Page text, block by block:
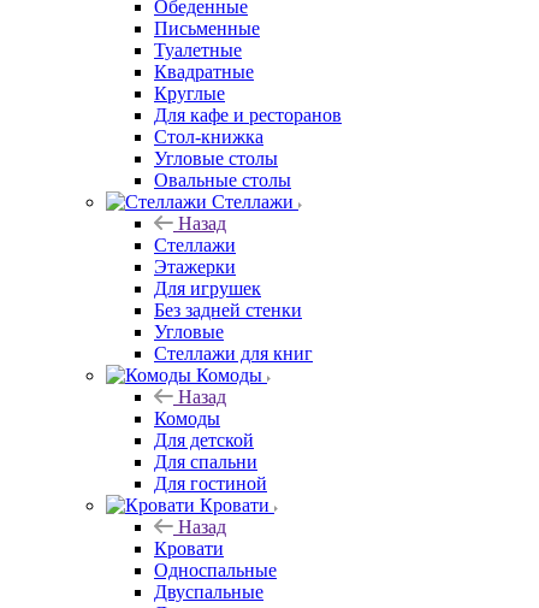
Обеденные
Письменные
Туалетные
Квадратные
Круглые
Для кафе и ресторанов
Стол-книжка
Угловые столы
Овальные столы
Стеллажи
Назад
Стеллажи
Этажерки
Для игрушек
Без задней стенки
Угловые
Стеллажи для книг
Комоды
Назад
Комоды
Для детской
Для спальни
Для гостиной
Кровати
Назад
Кровати
Односпальные
Двуспальные